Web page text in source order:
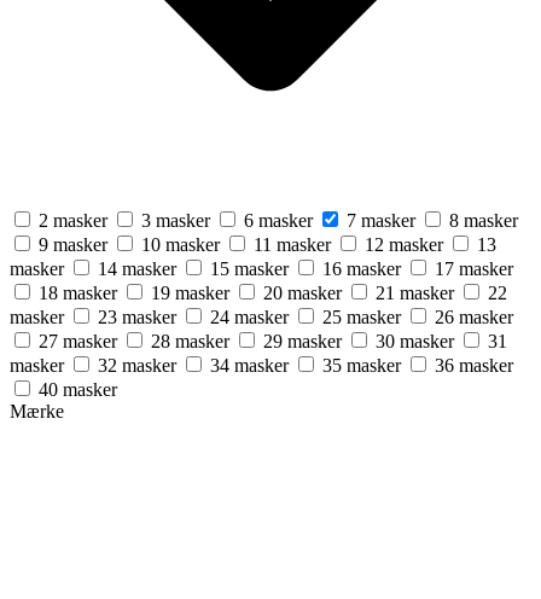
2 masker 3 masker 6 masker 7 masker
8 masker
9 masker
10 masker 11 masker 12 masker
13
masker
14 masker 15 masker 16 masker
17 masker
18 masker
19 masker 20 masker 21 masker
22
masker
23 masker 24 masker 25 masker
26 masker
27 masker
28 masker 29 masker 30 masker
31
masker
32 masker 34 masker 35 masker
36 masker
40 masker
Mærke